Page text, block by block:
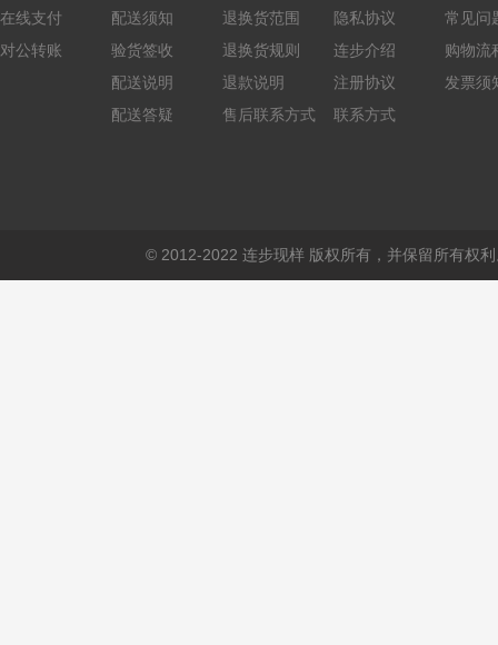
在线支付
对公转账
配送须知
验货签收
配送说明
配送答疑
退换货范围
退换货规则
退款说明
售后联系方式
隐私协议
连步介绍
注册协议
联系方式
常见问
购物流
发票须
© 2012-2022 连步现样 版权所有，并保留所有权